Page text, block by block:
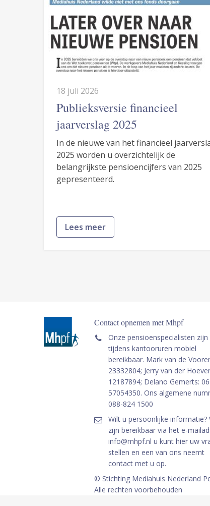
18 juli 2026
Publieksversie financieel
jaarverslag 2025
In de nieuwe van het financieel
2025 worden u overzichtelijk de
belangrijkste pensioencijfers van 2025
gepresenteerd.
Lees meer
Contact opnemen met Mhpf
Onze pensioenspecialisten zijn
tijdens kantooruren mobiel
bereikbaar. Mark van de
23332804; Jerry van der
12187894; Delano Gemerts:
57054350. Ons algemene
088-824 1500
Wilt u persoonlijke informatie?
zijn bereikbaar via het e-
info@mhpf.nl u kunt hier uw
stellen en een van ons neemt
contact met u op.
© Stichting Mediahuis Nederland
Alle rechten voorbehouden